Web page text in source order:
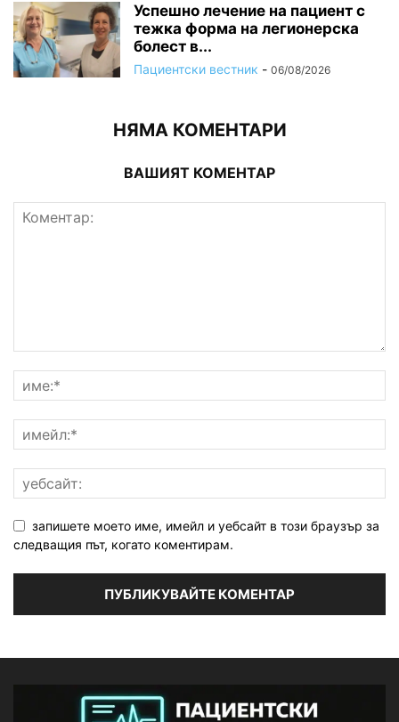
Успешно лечение на пациент с
тежка форма на легионерска
болест в...
Пациентски вестник - 06/08/2026
НЯМА КОМЕНТАРИ
ВАШИЯТ КОМЕНТАР
запишете моето име, имейл и уебсайт в този браузър за
следващия път, когато коментирам.